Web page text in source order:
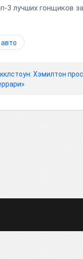
3 лучших гонщиков
авто
Хэмилтон